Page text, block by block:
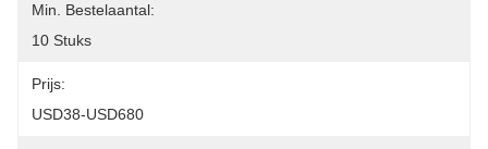
Min. Bestelaantal:
10 Stuks
Prijs:
USD38-USD680